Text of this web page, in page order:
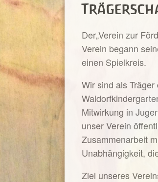
Der„Verein zur
Verein begann
einen Spielkreis.
Wir sind als
Mitwirkung in
unser Verein
Zusammenarbeit
Unabhängigkeit,
Ziel unseres